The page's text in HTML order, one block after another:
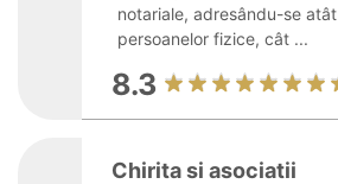
notariale, adresându-se atât
persoanelor fizice, cât ...
8.3
Chirita si asociatii